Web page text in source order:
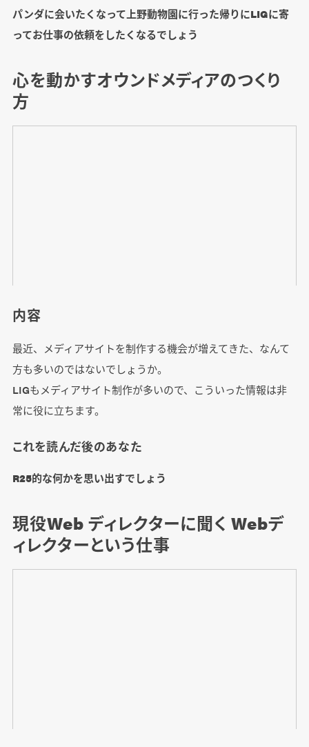
パンダに会いたくなって上野動物園に行った帰りにLIGに寄
ってお仕事の依頼をしたくなるでしょう
心を動かすオウンドメディアのつくり
方
内容
最近、メディアサイトを制作する機会が増えてきた、なんて
方も多いのではないでしょうか。
LIGもメディアサイト制作が多いので、こういった情報は非
常に役に立ちます。
これを読んだ後のあなた
R25的な何かを思い出すでしょう
現役Web ディレクターに聞く Webデ
ィレクターという仕事